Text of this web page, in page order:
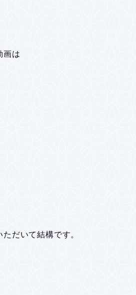
画は
だいて結構です。